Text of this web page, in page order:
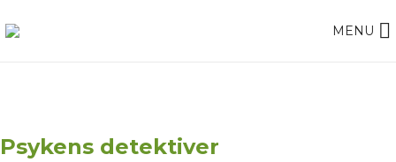
MENU
Psykens detektiver